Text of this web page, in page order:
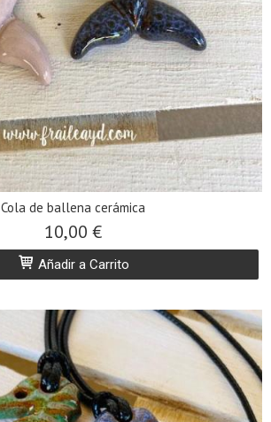
Cola de ballena cerámica
10,00 €
Añadir a Carrito